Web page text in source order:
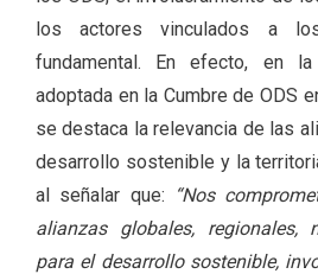
los actores vinculados a
fundamental. En efecto, en
adoptada en la Cumbre de ODS
se destaca la relevancia de las
desarrollo sostenible y la
al señalar que:
“Nos
alianzas globales, regionales,
para el desarrollo sostenible,